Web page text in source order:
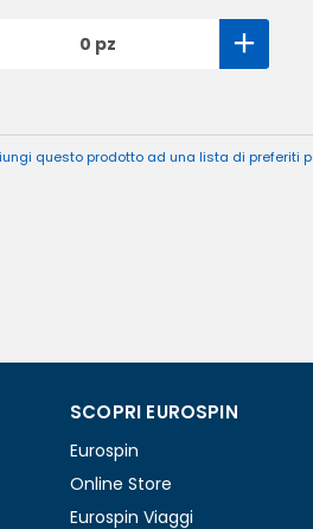
0 pz
questo prodotto ad una lista di preferiti
SCOPRI EUROSPIN
Eurospin
Online Store
Eurospin Viaggi